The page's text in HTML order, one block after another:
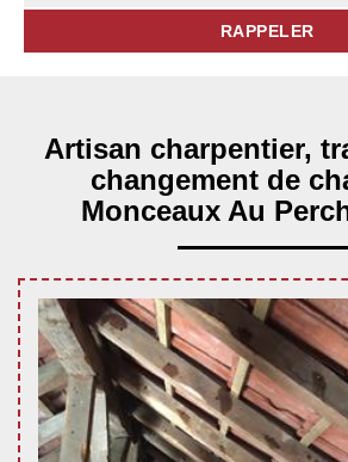
Artisan charpentier,
changement de
Monceaux Au